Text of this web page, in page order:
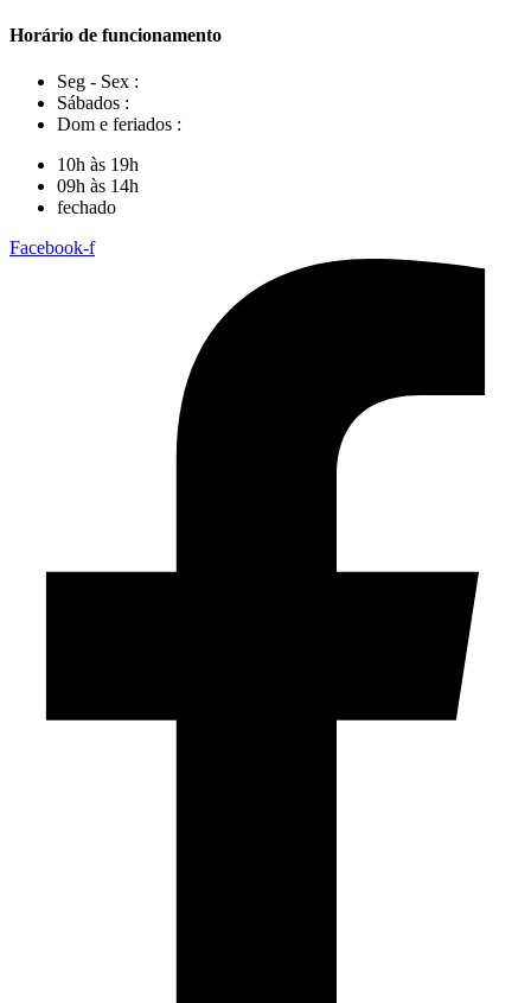
Horário de funcionamento
Seg - Sex :
Sábados :
Dom e feriados :
10h às 19h
09h às 14h
fechado
Facebook-f